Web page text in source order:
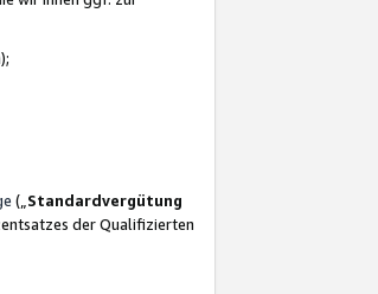
(„ Standardvergütung
der Qualifizierten